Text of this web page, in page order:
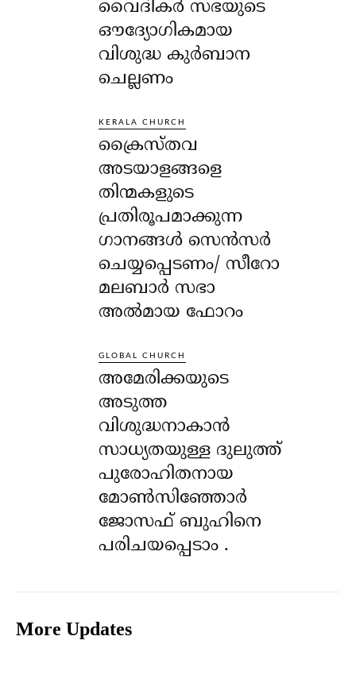
വൈദികർ സഭയുടെ
ഔദ്യോഗികമായ
വിശുദ്ധ കുർബാന
ചെല്ലണം
KERALA CHURCH
ക്രൈസ്തവ
അടയാളങ്ങളെ
തിന്മകളുടെ
പ്രതിരൂപമാക്കുന്ന
ഗാനങ്ങൾ സെൻസർ
ചെയ്യപ്പെടണം/ സീറോ
മലബാർ സഭാ
അൽമായ ഫോറം
GLOBAL CHURCH
അമേരിക്കയുടെ
അടുത്ത
വിശുദ്ധനാകാൻ
സാധ്യതയുള്ള ദുലുത്ത്
പുരോഹിതനായ
മോൺസിഞ്ഞോർ
ജോസഫ് ബുഹിനെ
പരിചയപ്പെടാം .
More Updates